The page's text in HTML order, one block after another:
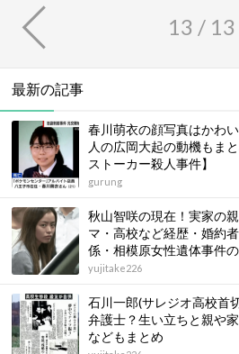
13 / 13
最新の記事
春川萌衣の顔写真はかわ
人の広岡大起の動機もま
ストーカー殺人事件】
gurung
秋山智咲の現在！実家の
マ・高校など経歴・婚約
係・相模原女性遺体事件
yujitake226
石川一郎(サレジオ高校首
弁護士？生い立ちと親や
などもまとめ